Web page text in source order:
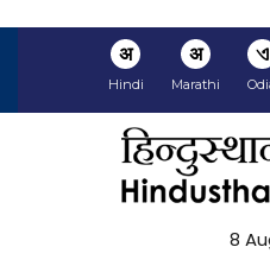
अ
Hindi
अ
Marathi
ଏ
8